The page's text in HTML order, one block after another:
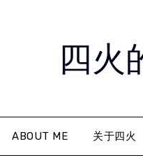
四火
ABOUT ME 关于四火